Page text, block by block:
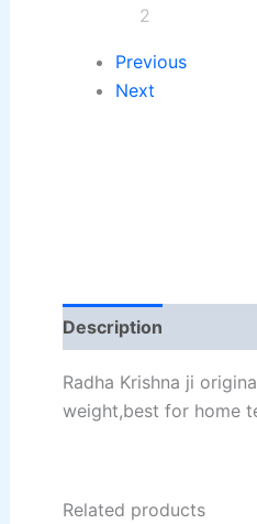
Previous
Next
Description
Radha Krishna ji
weight,best for home
Related products